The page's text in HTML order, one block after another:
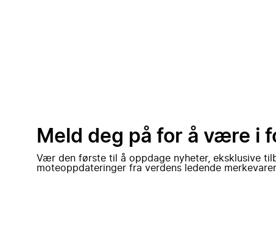
Meld deg på for å være i
Vær den første til å oppdage nyheter, eksklusive
moteoppdateringer fra verdens ledende